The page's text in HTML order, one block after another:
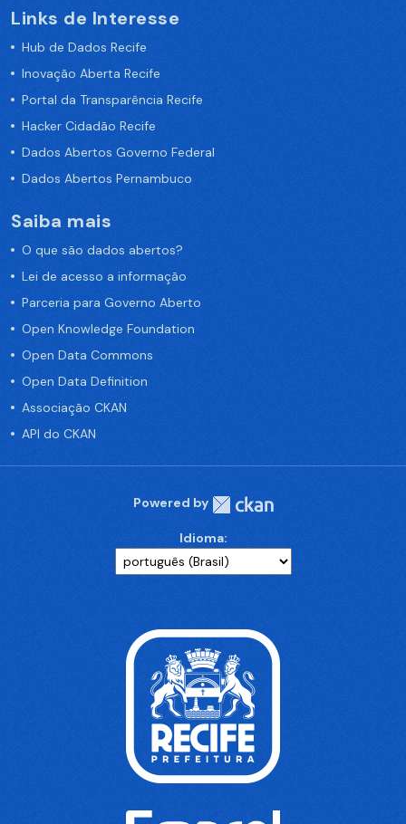
Links de Interesse
Hub de Dados Recife
Inovação Aberta Recife
Portal da Transparência Recife
Hacker Cidadão Recife
Dados Abertos Governo Federal
Dados Abertos Pernambuco
Saiba mais
O que são dados abertos?
Lei de acesso a informação
Parceria para Governo Aberto
Open Knowledge Foundation
Open Data Commons
Open Data Definition
Associação CKAN
API do CKAN
Powered by
Idioma